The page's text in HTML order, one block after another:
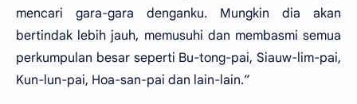
mencari gara-gara denganku. Mungkin dia akan
bertindak lebih jauh, memusuhi dan membasmi semua
perkumpulan besar seperti Bu-tong-pai, Siauw-lim-pai,
Kun-lun-pai, Hoa-san-pai dan lain-lain.”